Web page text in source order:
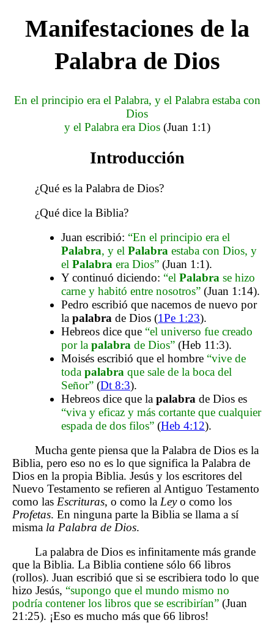
Manifestaciones de la
Palabra de Dios
En el principio era el Palabra, y el Palabra estaba con
Dios
y el Palabra era Dios(Juan 1:1)
Introducción
¿Qué es la Palabra de Dios?
¿Qué dice la Biblia?
Juan escribió: “En el principio era el
Palabra, y el Palabra estaba con Dios, y
el Palabra era Dios” (Juan 1:1).
Y continuó diciendo: “el Palabra se hizo
carne y habitó entre nosotros” (Juan 1:14).
Pedro escribió que nacemos de nuevo por
la palabra de Dios (1Pe 1:23).
Hebreos dice que “el universo fue creado
por la palabra de Dios” (Heb 11:3).
Moisés escribió que el hombre “vive de
toda palabra que sale de la boca del
Señor” (Dt 8:3).
Hebreos dice que la palabra de Dios es
“viva y eficaz y más cortante que cualquier
espada de dos filos” (Heb 4:12).
Mucha gente piensa que la Palabra de Dios es la
Biblia, pero eso no es lo que significa la Palabra de
Dios en la propia Biblia. Jesús y los escritores del
Nuevo Testamento se refieren al Antiguo Testamento
como las Escrituras, o como la Leyo como los
Profetas. En ninguna parte la Biblia se llama a sí
misma la Palabra de Dios.
La palabra de Dios es infinitamente más grande
que la Biblia. La Biblia contiene sólo 66 libros
(rollos). Juan escribió que si se escribiera todo lo que
hizo Jesús, “supongo que el mundo mismo no
podría contener los libros que se escribirían” (Juan
21:25). ¡Eso es mucho más que 66 libros!